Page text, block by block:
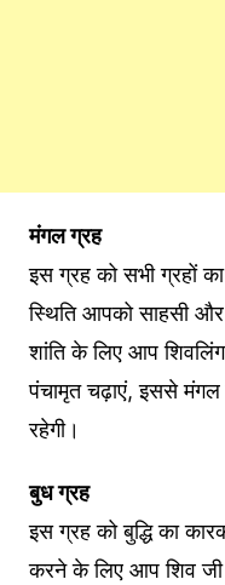
मंगल ग्रह
इस ग्रह को सभी ग्रहों
स्थिति आपको साहसी और
शांति के लिए आप
पंचामृत चढ़ाएं, इससे
रहेगी।
बुध ग्रह
इस ग्रह को बुद्धि का
करने के लिए आप शिव जी